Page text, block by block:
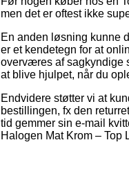
men det er oftest ikke
En anden løsning kunne
er et kendetegn for at
overværes af sagkyndige
at blive hjulpet, når du
Endvidere støtter vi at
bestillingen, fx den
tid gemmer sin e-mail
Halogen Mat Krom – Top